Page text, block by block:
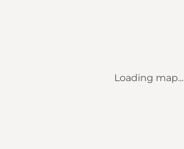
Loading map...